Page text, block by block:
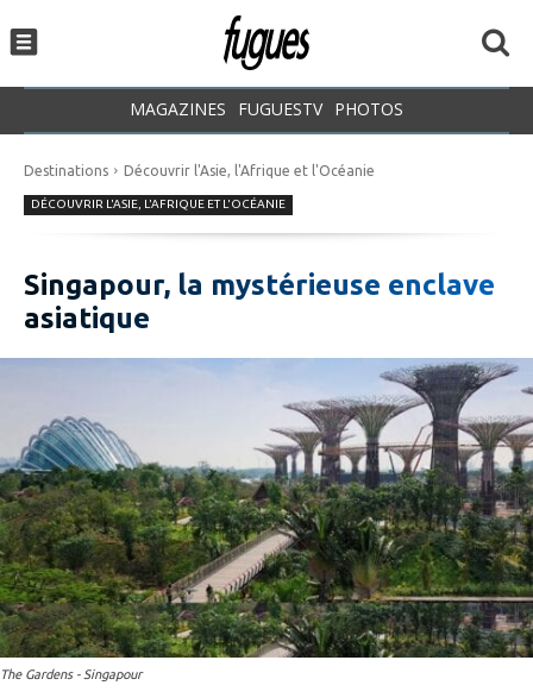
MAGAZINES FUGUESTV PHOTOS
Destinations Découvrir l'Asie, l'Afrique et l'Océanie
DÉCOUVRIR L'ASIE, L'AFRIQUE ET L'OCÉANIE
Singapour, la mystérieuse enclave
asiatique
The Gardens - Singapour